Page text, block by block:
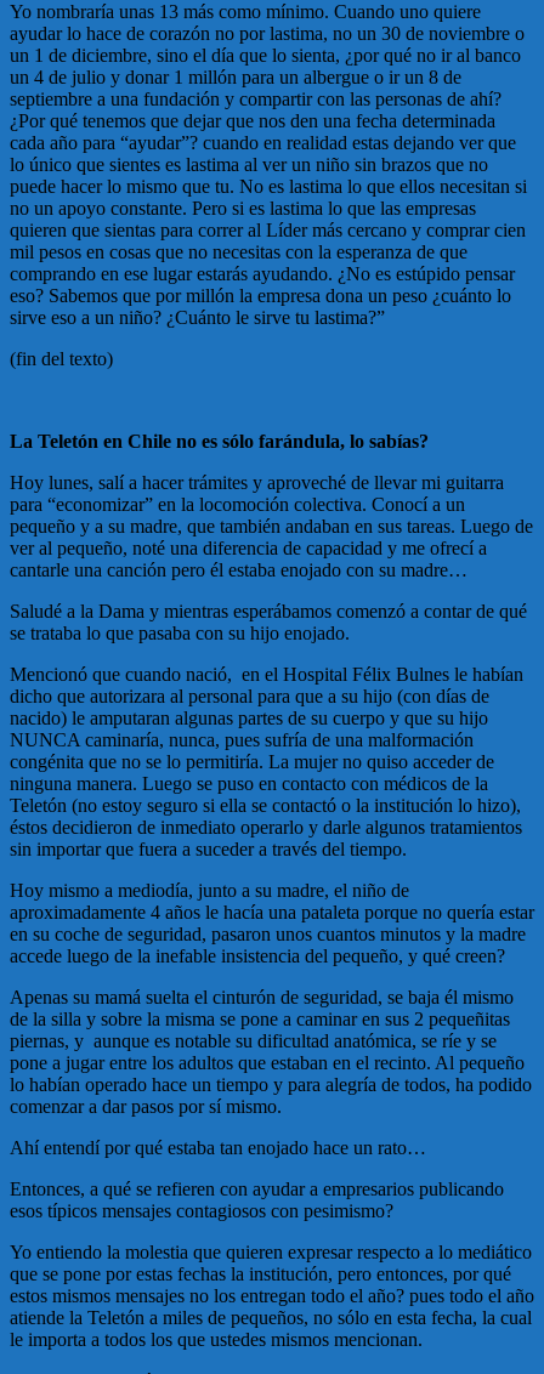
Yo nombraría unas 13 más como mínimo. Cuando uno quiere
ayudar lo hace de corazón no por lastima, no un 30 de noviembre o
un 1 de diciembre, sino el día que lo sienta, ¿por qué no ir al banco
un 4 de julio y donar 1 millón para un albergue o ir un 8 de
septiembre a una fundación y compartir con las personas de ahí?
¿Por qué tenemos que dejar que nos den una fecha determinada
cada año para “ayudar”? cuando en realidad estas dejando ver que
lo único que sientes es lastima al ver un niño sin brazos que no
puede hacer lo mismo que tu. No es lastima lo que ellos necesitan si
no un apoyo constante. Pero si es lastima lo que las empresas
quieren que sientas para correr al Líder más cercano y comprar cien
mil pesos en cosas que no necesitas con la esperanza de que
comprando en ese lugar estarás ayudando. ¿No es estúpido pensar
eso? Sabemos que por millón la empresa dona un peso ¿cuánto lo
sirve eso a un niño? ¿Cuánto le sirve tu lastima?”
(fin del texto)
La Teletón en Chile no es sólo farándula, lo sabías?
Hoy lunes, salí a hacer trámites y aproveché de llevar mi guitarra
para “economizar” en la locomoción colectiva. Conocí a un
pequeño y a su madre, que también andaban en sus tareas. Luego de
ver al pequeño, noté una diferencia de capacidad y me ofrecí a
cantarle una canción pero él estaba enojado con su madre…
Saludé a la Dama y mientras esperábamos comenzó a contar de qué
se trataba lo que pasaba con su hijo enojado.
Mencionó que cuando nació, en el Hospital Félix Bulnes le habían
dicho que autorizara al personal para que a su hijo (con días de
nacido) le amputaran algunas partes de su cuerpo y que su hijo
NUNCA caminaría, nunca, pues sufría de una malformación
congénita que no se lo permitiría. La mujer no quiso acceder de
ninguna manera. Luego se puso en contacto con médicos de la
Teletón (no estoy seguro si ella se contactó o la institución lo hizo),
éstos decidieron de inmediato operarlo y darle algunos tratamientos
sin importar que fuera a suceder a través del tiempo.
Hoy mismo a mediodía, junto a su madre, el niño de
aproximadamente 4 años le hacía una pataleta porque no quería estar
en su coche de seguridad, pasaron unos cuantos minutos y la madre
accede luego de la inefable insistencia del pequeño, y qué creen?
Apenas su mamá suelta el cinturón de seguridad, se baja él mismo
de la silla y sobre la misma se pone a caminar en sus 2 pequeñitas
piernas, y aunque es notable su dificultad anatómica, se ríe y se
pone a jugar entre los adultos que estaban en el recinto. Al pequeño
lo habían operado hace un tiempo y para alegría de todos, ha podido
comenzar a dar pasos por sí mismo.
Ahí entendí por qué estaba tan enojado hace un rato…
Entonces, a qué se refieren con ayudar a empresarios publicando
esos típicos mensajes contagiosos con pesimismo?
Yo entiendo la molestia que quieren expresar respecto a lo mediático
que se pone por estas fechas la institución, pero entonces, por qué
estos mismos mensajes no los entregan todo el año? pues todo el año
atiende la Teletón a miles de pequeños, no sólo en esta fecha, la cual
le importa a todos los que ustedes mismos mencionan.